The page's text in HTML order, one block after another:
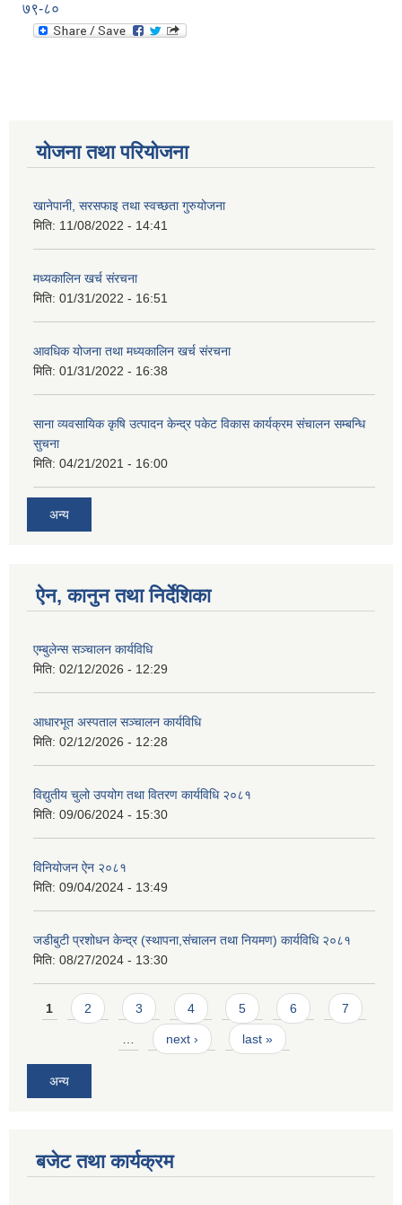
७९-८०
योजना तथा परियोजना
खानेपानी, सरसफाइ तथा स्वच्छता गुरुयोजना
मिति: 11/08/2022 - 14:41
मध्यकालिन खर्च संरचना
मिति: 01/31/2022 - 16:51
आवधिक योजना तथा मध्यकालिन खर्च संरचना
मिति: 01/31/2022 - 16:38
साना व्यवसायिक कृषि उत्पादन केन्द्र पकेट विकास कार्यक्रम संचालन सम्बन्धि
सुचना
मिति: 04/21/2021 - 16:00
अन्य
ऐन, कानुन तथा निर्देशिका
एम्बुलेन्स सञ्चालन कार्यविधि
मिति: 02/12/2026 - 12:29
आधारभूत अस्पताल सञ्चालन कार्यविधि
मिति: 02/12/2026 - 12:28
विद्युतीय चुलो उपयोग तथा वितरण कार्यविधि २०८१
मिति: 09/06/2024 - 15:30
विनियोजन ऐन २०८१
मिति: 09/04/2024 - 13:49
जडीबुटी प्रशोधन केन्द्र (स्थापना,संचालन तथा नियमण) कार्यविधि २०८१
मिति: 08/27/2024 - 13:30
Pages
1 2 3 4 5 6 7
… next › last »
अन्य
बजेट तथा कार्यक्रम